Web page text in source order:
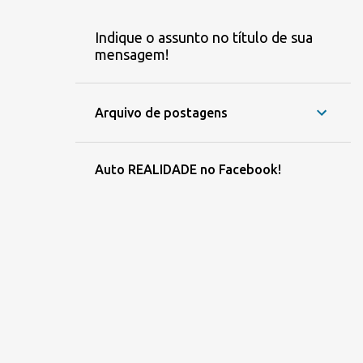
Indique o assunto no título de sua
mensagem!
Arquivo de postagens
Auto REALIDADE no Facebook!